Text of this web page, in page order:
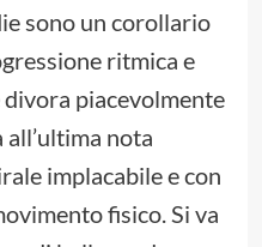
sono un corollario
ritmica e
piacevolmente
all’ultima nota
implacabile e con
fisico. Si va